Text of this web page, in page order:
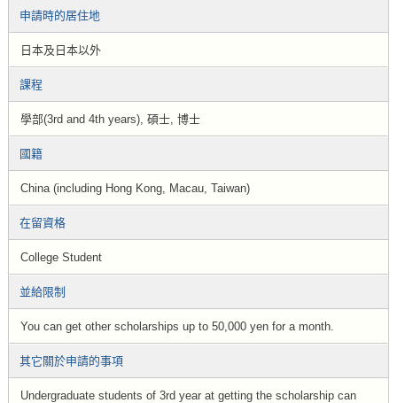
申請時的居住地
日本及日本以外
課程
學部(3rd and 4th years), 碩士, 博士
國籍
China (including Hong Kong, Macau, Taiwan)
在留資格
College Student
並給限制
You can get other scholarships up to 50,000 yen for a month.
其它關於申請的事項
Undergraduate students of 3rd year at getting the scholarship can